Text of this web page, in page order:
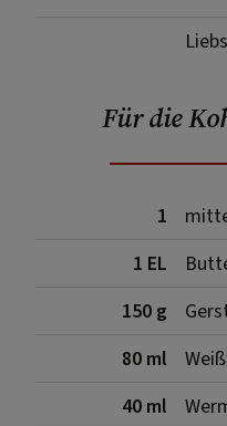
Für die
1
1 EL
150 g
80 ml
40 ml